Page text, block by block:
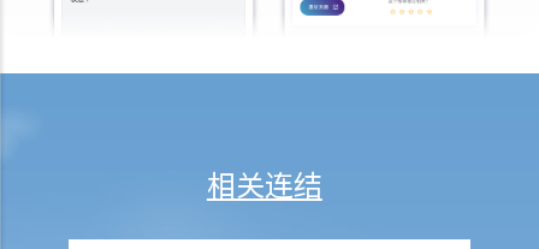
A. 市场上有哪些主要的银行贷款类型?
相关连结